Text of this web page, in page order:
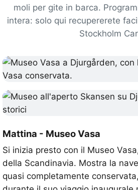
moli per gite in barca.
intera: solo qui recupererete
Stockholm
Mattina - Museo Vasa
Si inizia presto con il Museo
della Scandinavia. Mostra la
quasi completamente